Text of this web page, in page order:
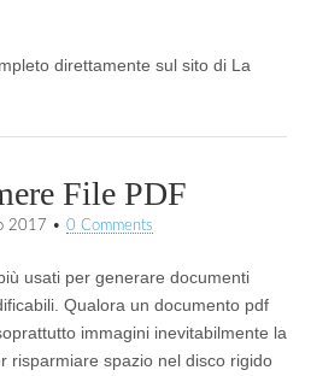
direttamente sul sito di La
File PDF
2017 • 0 Comments
usati per generare documenti
Qualora un documento pdf
immagini inevitabilmente la
risparmiare spazio nel disco rigido